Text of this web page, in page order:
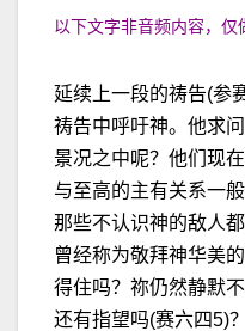
以下文字非音频内容，仅
延续上一段的祷告(参
祷告中呼吁神。他求
景况之中呢？他们现
与至高的主有关系一
那些不认识神的敌人
曾经称为敬拜神华美
得住吗？祢仍然静默
还有指望吗(赛六四5)